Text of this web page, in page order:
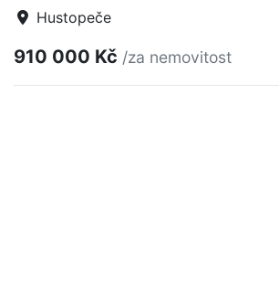
Hustopeče
910 000 Kč /za nemovitost